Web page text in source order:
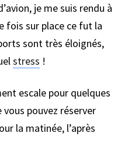
je me suis rendu à
fois sur place ce fut la
sont très éloignés,
stress !
escale pour quelques
vous pouvez réserver
la matinée, l’après